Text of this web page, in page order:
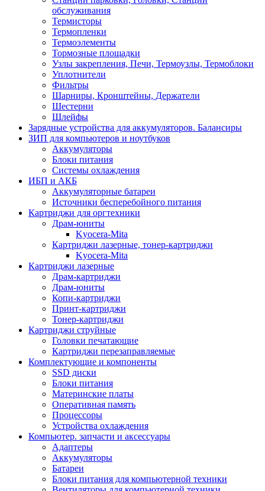
обслуживания
Термисторы
Термопленки
Термоэлементы
Тормозные площадки
Узлы закрепления, Печи, Термоузлы, Термоблоки
Уплотнители
Фильтры
Шарниры, Кронштейны, Держатели
Шестерни
Шлейфы
Зарядные устройства для аккумуляторов. Балансиры
ЗИП для компьютеров и ноутбуков
Аккумуляторы
Блоки питания
Системы охлаждения
ИБП и АКБ
Аккумуляторные батареи
Источники бесперебойного питания
Картриджи для оргтехники
Драм-юниты
Kyocera-Mita
Картриджи лазерные, тонер-картриджи
Kyocera-Mita
Картриджи лазерные
Драм-картриджи
Драм-юниты
Копи-картриджи
Принт-картриджи
Тонер-картриджи
Картриджи струйные
Головки печатающие
Картриджи перезаправляемые
Комплектующие и компоненты
SSD диски
Блоки питания
Материнские платы
Оперативная память
Процессоры
Устройства охлаждения
Компьютер. запчасти и аксессуары
Адаптеры
Аккумуляторы
Батареи
Блоки питания для компьютерной техники